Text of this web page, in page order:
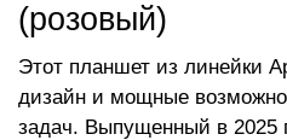
(розовый)
Этот планшет из линейки
дизайн и мощные
задач. Выпущенный в 2025